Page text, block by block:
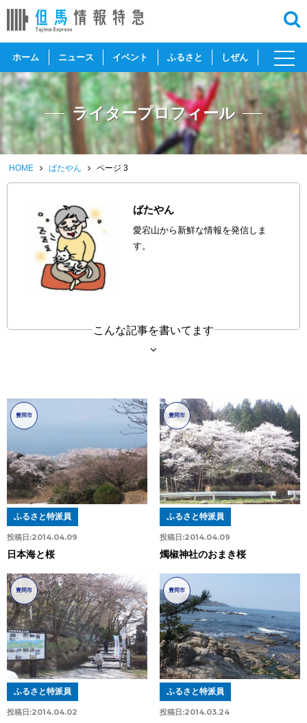
ホーム ニュース イベント ふるさと しぜん
toggle
ライタープロフィール
HOME ばたやん ページ 3
ばたやん
愛宕山から新鮮な情報を発信しま
す。
こんな記事を書いてます
豊岡市
投稿日:2014.04.09
ふるさと特派員
日本海と桜
豊岡市
投稿日:2014.04.09
ふるさと特派員
燭椒神社のおまき桜
豊岡市
投稿日:2014.04.02
ふるさと特派員
豊岡市
投稿日:2014.03.24
ふるさと特派員